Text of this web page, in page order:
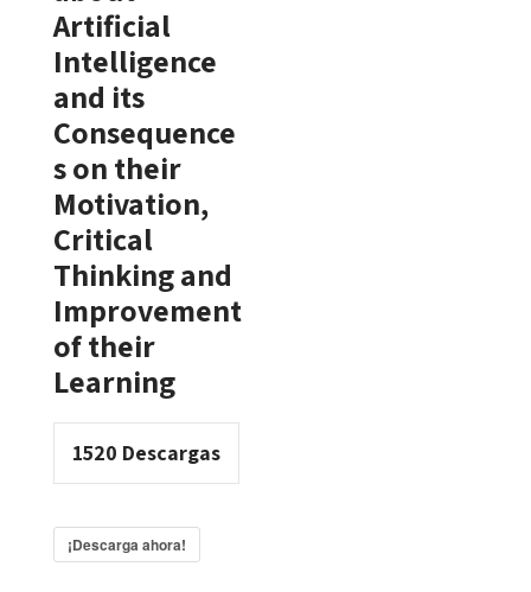
Artificial
Intelligence
and its
Consequence
s on their
Motivation,
Critical
Thinking and
Improvement
of their
Learning
1520 Descargas
¡Descarga ahora!